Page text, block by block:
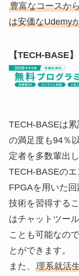
豊富なコースか
は安価なUdemy
【TECH-BASE】
TECH-BASEは
の満足度も94％
定者を多数輩出
TECH-BASEのエ
FPGAを用いた
技術を習得する
はチャットツー
ことも可能なの
とができます。
また、 理系就活